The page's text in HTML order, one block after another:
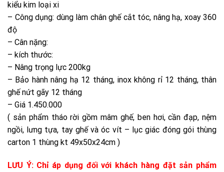
kiểu kim loại xi
– Công dụng: dùng làm chân ghế cắt tóc, nâng hạ, xoay 360
độ
– Cân nặng:
– kích thước:
– Nâng trọng lực 200kg
– Bảo hành nâng hạ 12 tháng, inox không rỉ 12 tháng, thân
ghế nứt gãy 12 tháng
– Giá 1.450.000
( sản phẩm tháo rời gồm mâm ghế, ben hơi, cần đạp, nệm
ngồi, lưng tựa, tay ghế và óc vít – lục giác đóng gói thùng
carton 1 thùng kt 49x50x24cm )
LƯU Ý: Chỉ áp dụng đối với khách hàng đặt sản phẩm